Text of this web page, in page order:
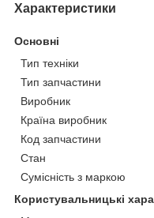
Характеристики
Основні
Тип техніки
Тип запчастини
Виробник
Країна виробник
Код запчастини
Стан
Сумісність з маркою
Користувальницькі